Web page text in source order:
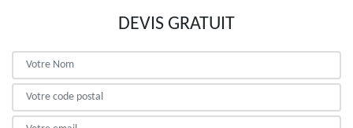
DEVIS GRATUIT